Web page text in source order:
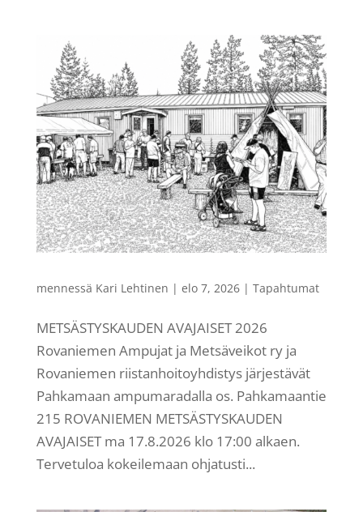
mennessä Kari Lehtinen | elo 7, 2026| Tapahtumat
METSÄSTYSKAUDEN AVAJAISET 2026
Rovaniemen Ampujat ja Metsäveikot ry ja
Rovaniemen riistanhoitoyhdistys järjestävät
Pahkamaan ampumaradalla os. Pahkamaantie
215 ROVANIEMEN METSÄSTYSKAUDEN
AVAJAISET ma 17.8.2026 klo 17:00 alkaen.
Tervetuloa kokeilemaan ohjatusti...